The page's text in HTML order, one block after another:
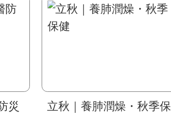
災
立秋｜養肺潤燥・秋季保